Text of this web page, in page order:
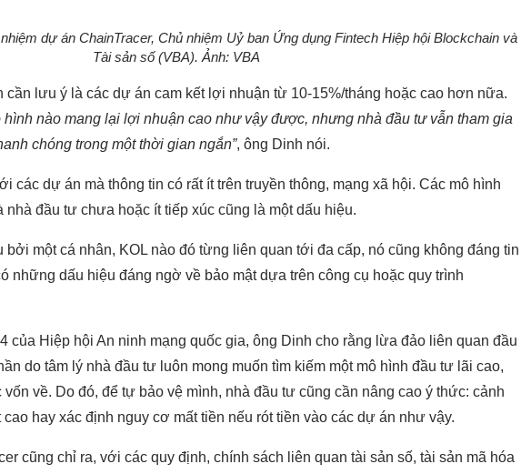
dự án ChainTracer, Chủ nhiệm Uỷ ban Ứng dụng Fintech Hiệp hội Blockchain và
Tài sản số (VBA). Ảnh: VBA
cần lưu ý là các dự án cam kết lợi nhuận từ 10-15%/tháng hoặc cao hơn nữa.
hình nào mang lại lợi nhuận cao như vậy được, nhưng nhà đầu tư vẫn tham gia
chóng trong một thời gian ngắn”, ông Dinh nói.
các dự án mà thông tin có rất ít trên truyền thông, mạng xã hội. Các mô hình
đầu tư chưa hoặc ít tiếp xúc cũng là một dấu hiệu.
một cá nhân, KOL nào đó từng liên quan tới đa cấp, nó cũng không đáng tin
những dấu hiệu đáng ngờ về bảo mật dựa trên công cụ hoặc quy trình
của Hiệp hội An ninh mạng quốc gia, ông Dinh cho rằng lừa đảo liên quan đầu
do tâm lý nhà đầu tư luôn mong muốn tìm kiếm một mô hình đầu tư lãi cao,
về. Do đó, để tự bảo vệ mình, nhà đầu tư cũng cần nâng cao ý thức: cảnh
hay xác định nguy cơ mất tiền nếu rót tiền vào các dự án như vậy.
cũng chỉ ra, với các quy định, chính sách liên quan tài sản số, tài sản mã hóa